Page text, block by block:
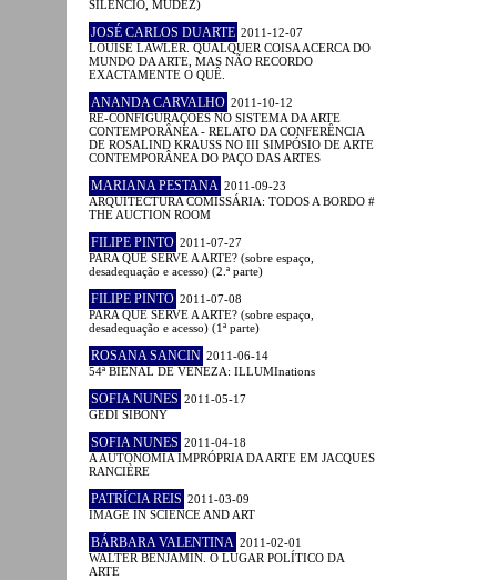
SILÊNCIO, MUDEZ)
JOSÉ CARLOS DUARTE 2011-12-07
LOUISE LAWLER. QUALQUER COISA ACERCA DO
MUNDO DA ARTE, MAS NÃO RECORDO
EXACTAMENTE O QUÊ.
ANANDA CARVALHO 2011-10-12
RE-CONFIGURAÇÕES NO SISTEMA DA ARTE
CONTEMPORÂNEA - RELATO DA CONFERÊNCIA
DE ROSALIND KRAUSS NO III SIMPÓSIO DE ARTE
CONTEMPORÂNEA DO PAÇO DAS ARTES
MARIANA PESTANA 2011-09-23
ARQUITECTURA COMISSÁRIA: TODOS A BORDO #
THE AUCTION ROOM
FILIPE PINTO 2011-07-27
PARA QUE SERVE A ARTE? (sobre espaço,
desadequação e acesso) (2.ª parte)
FILIPE PINTO 2011-07-08
PARA QUE SERVE A ARTE? (sobre espaço,
desadequação e acesso) (1ª parte)
ROSANA SANCIN 2011-06-14
54ª BIENAL DE VENEZA: ILLUMInations
SOFIA NUNES 2011-05-17
GEDI SIBONY
SOFIA NUNES 2011-04-18
A AUTONOMIA IMPRÓPRIA DA ARTE EM JACQUES
RANCIÈRE
PATRÍCIA REIS 2011-03-09
IMAGE IN SCIENCE AND ART
BÁRBARA VALENTINA 2011-02-01
WALTER BENJAMIN. O LUGAR POLÍTICO DA
ARTE